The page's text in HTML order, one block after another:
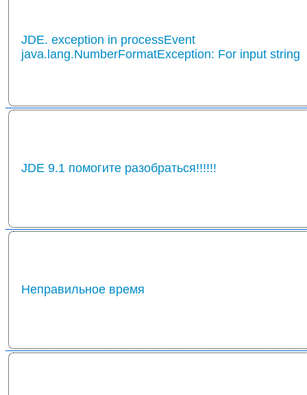
JDE. exception in processEvent
java.lang.NumberFormatException: For input string
JDE 9.1 помогите разобраться!!!!!!
Неправильное время